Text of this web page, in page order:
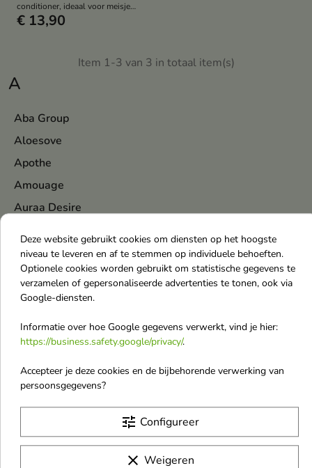
A
Aba Group
Aloesove
Apothe
Amouage
Auraa Desire
AA Wings of Color
Abercrombie & Fitch
Abib
Adidas
Afnan
AirWick
Al Haramain
conditioner, ideaal voor meisjes
met krullend, krullend of
€ 13,90
Item 1-3 van 3 in totaal item(s)
Deze website gebruikt cookies om diensten op het hoogste
niveau te leveren en af te stemmen op individuele behoeften.
Optionele cookies worden gebruikt om statistische gegevens te
verzamelen of gepersonaliseerde advertenties te tonen, ook via
Google-diensten.
Informatie over hoe Google gegevens verwerkt, vind je hier:
https://business.safety.google/privacy/.
Accepteer je deze cookies en de bijbehorende verwerking van
persoonsgegevens?
tune Configureer
clear Weigeren